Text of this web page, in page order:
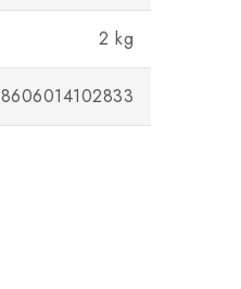
2 kg
8606014102833